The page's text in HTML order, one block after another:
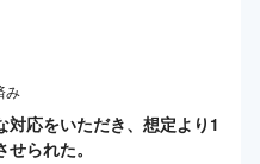
み
対応をいただき、想定より1
られた。